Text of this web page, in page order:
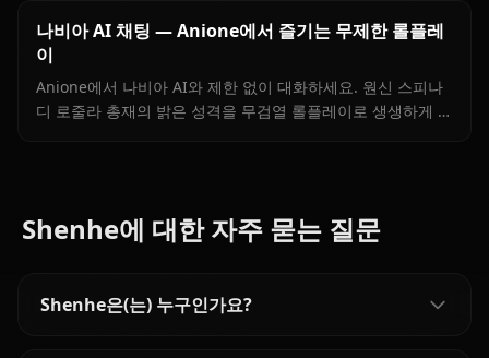
나비아 AI 채팅 — Anione에서 즐기는 무제한 롤플레
이
Anione에서 나비아 AI와 제한 없이 대화하세요. 원신 스피나
디 로줄라 총재의 밝은 성격을 무검열 롤플레이로 생생하게 경
Shenhe에 대한 자주 묻는 질문
Shenhe은(는) 누구인가요?